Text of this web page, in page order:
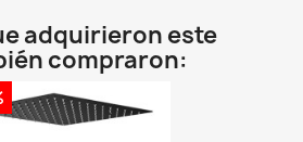
adquirieron este
compraron: